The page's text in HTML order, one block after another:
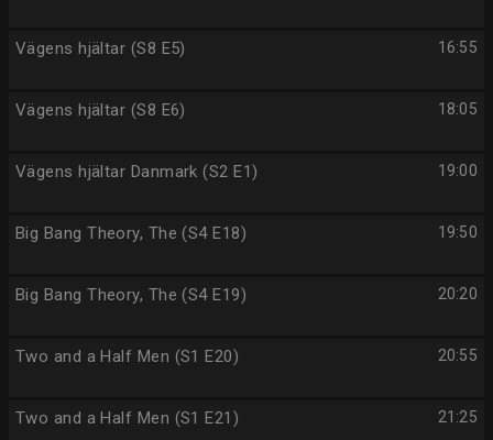
16:55
Vägens hjältar (S8 E5)
18:05
Vägens hjältar (S8 E6)
19:00
Vägens hjältar Danmark (S2 E1)
19:50
Big Bang Theory, The (S4 E18)
20:20
Big Bang Theory, The (S4 E19)
20:55
Two and a Half Men (S1 E20)
21:25
Two and a Half Men (S1 E21)